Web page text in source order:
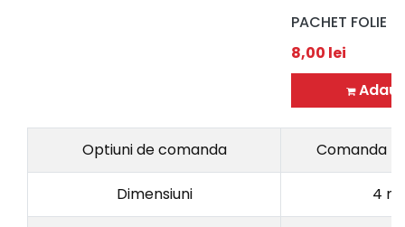
8,00 lei
Optiuni de comanda Comanda
Dimensiuni 4 m